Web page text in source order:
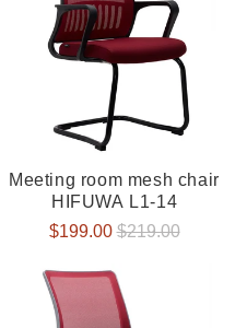
Meeting room mesh chair
HIFUWA L1-14
Verkaufspreis
$199.00 Normaler
$219.00